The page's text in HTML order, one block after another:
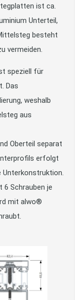
ist ca.
Unterteil,
besteht
vermeiden.
speziell für
Das
weshalb
aus
Oberteil separat
erfolgt
6 Schrauben je
mit alwo®